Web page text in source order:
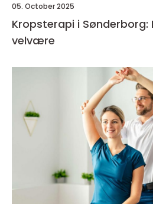
05. October 2025
Kropsterapi i Sønderborg:
velvære